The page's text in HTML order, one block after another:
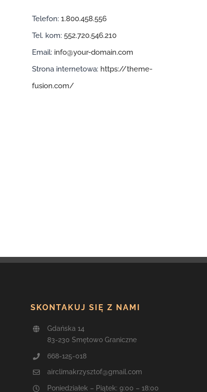
Telefon: 1.800.458.556
Tel. kom: 552.720.546.210
Email: info@your-domain.com
Strona internetowa: https://theme-
fusion.com/
SKONTAKUJ SIĘ Z NAMI
Gdańska 14
83-230 Smętowo Graniczne
668-125-018
airclimakrzysztof@gmail.com
Poniedziałek – Piątek: 9:00 – 18:00